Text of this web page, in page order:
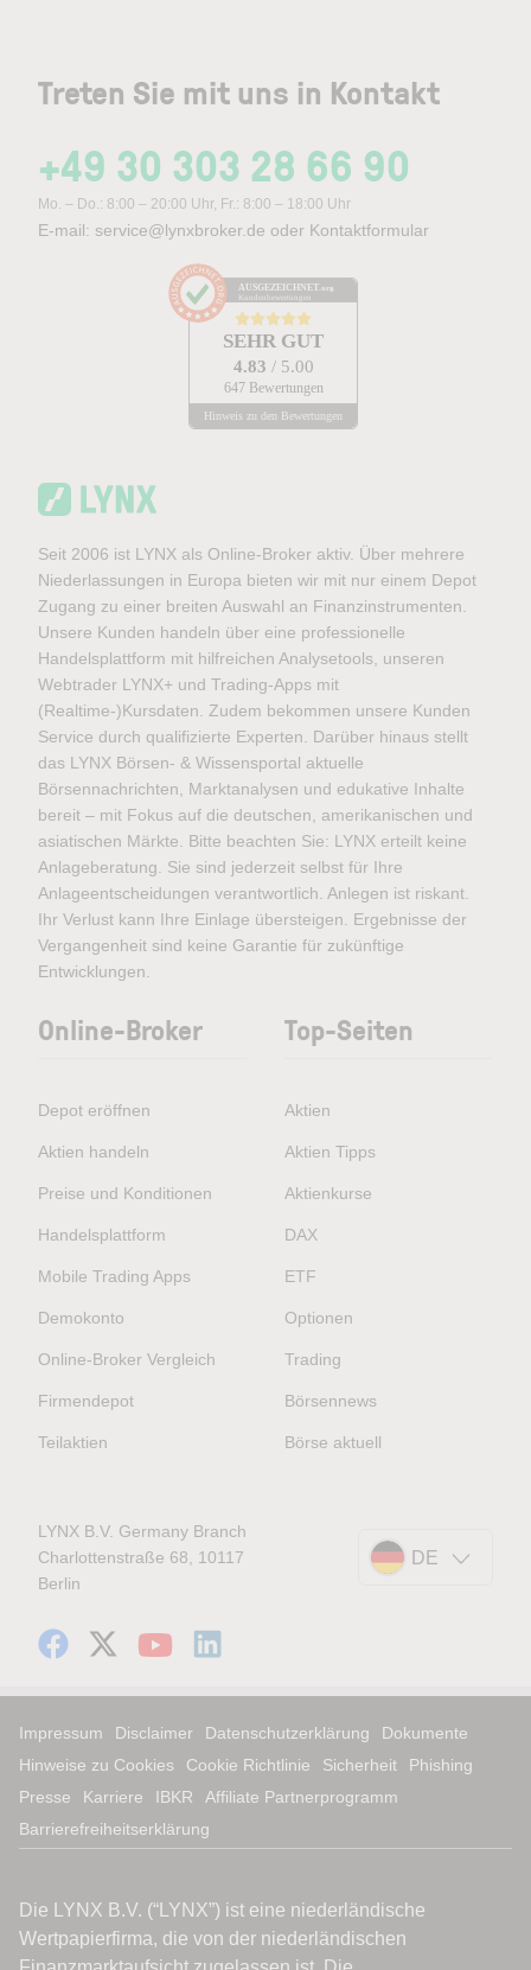
Treten Sie mit uns in Kontakt
+49 30 303 28 66 90
Mo. – Do.: 8:00 – 20:00 Uhr, Fr.: 8:00 – 18:00 Uhr
E-mail: service@lynxbroker.de oder Kontaktformular
AUSGEZEICHNET .org
Kundenbewertungen
SEHR GUT
4.83 / 5.00
647 Bewertungen
Hinweis zu den Bewertungen
Seit 2006 ist LYNX als Online-Broker aktiv. Über mehrere
Niederlassungen in Europa bieten wir mit nur einem Depot
Zugang zu einer breiten Auswahl an Finanzinstrumenten.
Unsere Kunden handeln über eine professionelle
Handelsplattform mit hilfreichen Analysetools, unseren
Webtrader LYNX+ und Trading-Apps mit
(Realtime-)Kursdaten. Zudem bekommen unsere Kunden
Service durch qualifizierte Experten. Darüber hinaus stellt
das LYNX Börsen- & Wissensportal aktuelle
Börsennachrichten, Marktanalysen und edukative Inhalte
bereit – mit Fokus auf die deutschen, amerikanischen und
asiatischen Märkte. Bitte beachten Sie: LYNX erteilt keine
Anlageberatung. Sie sind jederzeit selbst für Ihre
Anlageentscheidungen verantwortlich. Anlegen ist riskant.
Ihr Verlust kann Ihre Einlage übersteigen. Ergebnisse der
Vergangenheit sind keine Garantie für zukünftige
Entwicklungen.
Online-Broker
Depot eröffnen
Aktien handeln
Preise und Konditionen
Handelsplattform
Mobile Trading Apps
Demokonto
Online-Broker Vergleich
Firmendepot
Teilaktien
Top-Seiten
Aktien
Aktien Tipps
Aktienkurse
DAX
ETF
Optionen
Trading
Börsennews
Börse aktuell
LYNX B.V. Germany Branch
Charlottenstraße 68, 10117
Berlin
DE
Impressum Disclaimer Datenschutzerklärung
Dokumente
Hinweise zu Cookies
Cookie Richtlinie Sicherheit
Phishing
Presse
Karriere IBKR
Affiliate Partnerprogramm
Barrierefreiheitserklärung